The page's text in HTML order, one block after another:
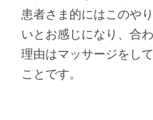
患者さま的にはこのや
いとお感じになり、合
理由はマッサージをし
ことです。